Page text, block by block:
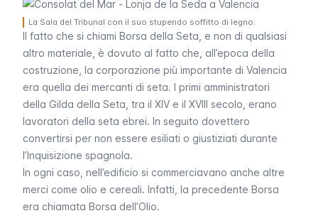
La Sala del Tribunal con il suo stupendo soffitto di legno.
Il fatto che si chiami Borsa della Seta, e non di qualsiasi
altro materiale, è dovuto al fatto che, all’epoca della
costruzione, la corporazione più importante di Valencia
era quella dei mercanti di seta. I primi amministratori
della Gilda della Seta, tra il XIV e il XVIII secolo, erano
lavoratori della seta ebrei. In seguito dovettero
convertirsi per non essere esiliati o giustiziati durante
l’Inquisizione spagnola.
In ogni caso, nell’edificio si commerciavano anche altre
merci come olio e cereali. Infatti, la precedente Borsa
era chiamata Borsa dell’Olio.